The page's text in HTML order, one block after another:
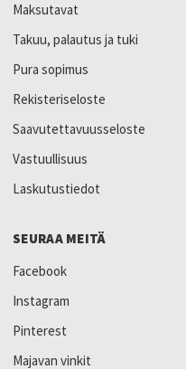
Maksutavat
Takuu, palautus ja tuki
Pura sopimus
Rekisteriseloste
Saavutettavuusseloste
Vastuullisuus
Laskutustiedot
SEURAA MEITÄ
Facebook
Instagram
Pinterest
Majavan vinkit